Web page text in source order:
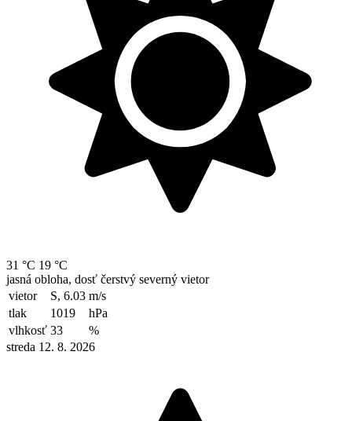
31 °C 19 °C
jasná obloha, dosť čerstvý severný vietor
vietor
S, 6.03 m/s
tlak
1019
hPa
vlhkosť 33
%
streda 12. 8. 2026